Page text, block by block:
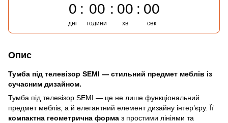
0
дні
00
години
00
хв
00
сек
Опис
Тумба під телевізор SEMI — стильний предмет меблів із
сучасним дизайном.
Тумба під телевізор SEMI — це не лише функціональний
предмет меблів, а й елегантний елемент дизайну інтер’єру. Її
компактна геометрична форма з простими лініями та